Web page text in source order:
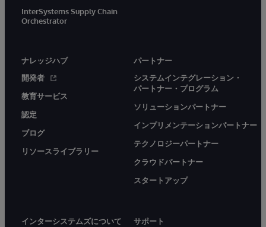
InterSystems Supply Chain
Orchestrator
ナレッジハブ
開発者
教育サービス
認定
ブログ
リソースライブラリー
パートナー
システムインテグレーション・
パートナー・プログラム
ソリューションパートナー
インプリメンテーションパートナー
テクノロジーパートナー
クラウドパートナー
スタートアップ
インターシステムズについて
サポート